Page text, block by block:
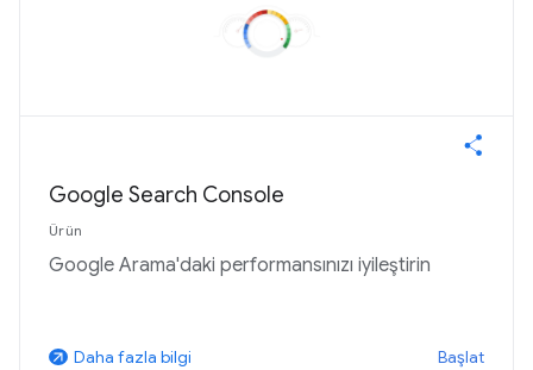
Google Search Console
Ürün
Google Arama'daki performansınızı iyileştirin
arrow_outward Daha fazla bilgi Başlat